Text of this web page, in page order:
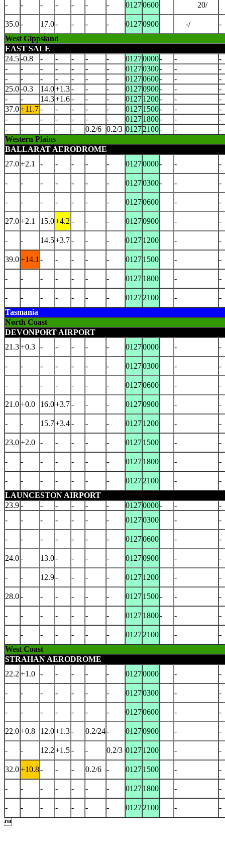
-
- - - - - - 01270600 20/
35.0- 17.0- - - - 01270900 -/
-
West Gippsland
EAST SALE
24.5-0.8 - - - - - 01270000- -
-
-
- - - - - - 01270300- -
-
-
- - - - - - 01270600- -
-
25.0-0.3 14.0+1.3- - - 01270900- -
-
-
- 14.3+1.6- - - 01271200- -
-
37.0+11.7- - - - - 01271500- -
-
-
- - - - - - 01271800- -
-
-
- - - - 0.2/6 0.2/3 01272100- -
-
Western Plains
BALLARAT AERODROME
27.0+2.1 - - - - - 01270000- - -
- - - - - - - 01270300- - -
- - - - - - - 01270600 - -
27.0+2.1 15.0+4.2 - - - 01270900 - -
- - 14.5+3.7- - - 01271200 - -
39.0+14.1 - - - - - 01271500 - -
- - - - - - - 01271800 - -
- - - - - - - 01272100 -
-
Tasmania
North Coast
DEVONPORT AIRPORT
21.3+0.3 - - - - - 01270000 - -
- - - - - - - 01270300 - -
- - - - - - - 01270600 - -
21.0+0.0 16.0+3.7- - - 01270900 - -
- - 15.7+3.4- - - 01271200 - -
23.0+2.0 - - - - - 01271500 - -
- - - - - - - 01271800 - -
- - - - - - - 01272100 -
-
LAUNCESTON AIRPORT
23.9- - - - - - 01270000- -
-
-
- - - - - - 01270300 - -
- - - - - - - 01270600 - -
24.0- 13.0- - - - 01270900 - -
- - 12.9- - - - 01271200 - -
28.0- - - - - - 01271500- - -
- - - - - - - 01271800- - -
- - - - - - - 01272100 -
-
West Coast
STRAHAN AERODROME
22.2 +1.0 - - - - - 01270000 - -
- - - - - - - 01270300 - -
- - - - - - - 01270600 - -
22.0+0.8 12.0+1.3- 0.2/24- 01270900 - -
- - 12.2+1.5- - 0.2/3 01271200 - -
32.0+10.8- - - 0.2/6 - 01271500 - -
- - - - - - - 01271800 - -
- - - - - - - 01272100 -
-
